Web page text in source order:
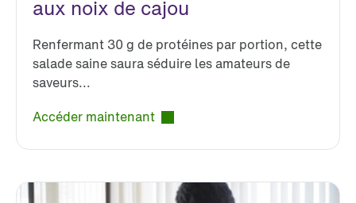
aux noix de cajou
Renfermant 30 g de protéines par portion, cette
salade saine saura séduire les amateurs de
saveurs...
Accéder maintenant